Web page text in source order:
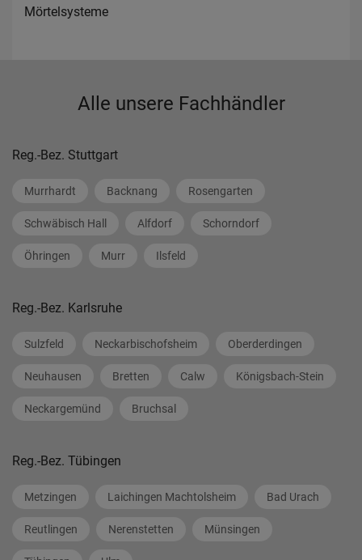
Mörtelsysteme
Alle unsere Fachhändler
Reg.-Bez. Stuttgart
Murrhardt Backnang Rosengarten
Schwäbisch Hall Alfdorf Schorndorf
Öhringen Murr Ilsfeld
Reg.-Bez. Karlsruhe
Sulzfeld Neckarbischofsheim Oberderdingen
Neuhausen Bretten Calw Königsbach-Stein
Neckargemünd Bruchsal
Reg.-Bez. Tübingen
Metzingen Laichingen Machtolsheim Bad Urach
Reutlingen Nerenstetten Münsingen